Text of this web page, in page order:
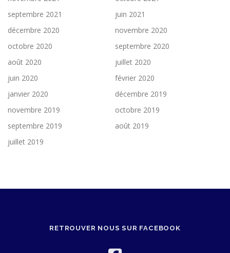
septembre 2021
juin 2021
décembre 2020
novembre 2020
octobre 2020
septembre 2020
août 2020
juillet 2020
juin 2020
février 2020
janvier 2020
décembre 2019
novembre 2019
octobre 2019
septembre 2019
août 2019
juillet 2019
RETROUVER NOUS SUR FACEBOOK